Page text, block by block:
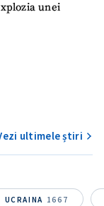
unei
ultimele știri
UCRAINA 1667